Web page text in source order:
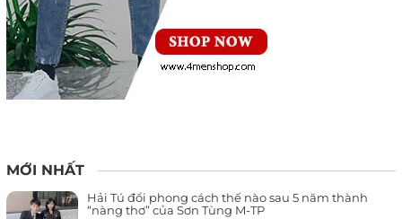
MỚI NHẤT
Hải Tú đổi phong cách thế nào sau 5 năm thành
“nàng thơ” của Sơn Tùng M-TP